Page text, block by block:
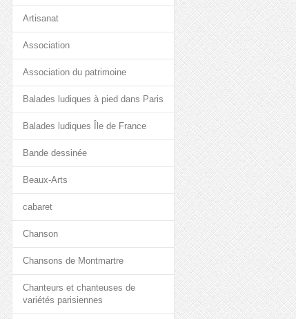
Artisanat
Association
Association du patrimoine
Balades ludiques à pied dans Paris
Balades ludiques Île de France
Bande dessinée
Beaux-Arts
cabaret
Chanson
Chansons de Montmartre
Chanteurs et chanteuses de
variétés parisiennes